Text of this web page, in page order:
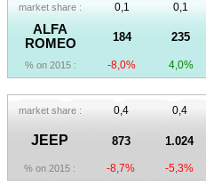
market share : 0,1 0,1
ALFA
ROMEO
184 235
% on 2015 : -8,0% 4,0%
market share : 0,4 0,4
JEEP 873 1.024
% on 2015 : -8,7% -5,3%